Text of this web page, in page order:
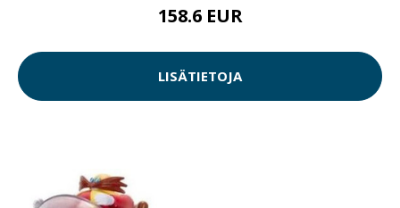
158.6 EUR
LISÄTIETOJA